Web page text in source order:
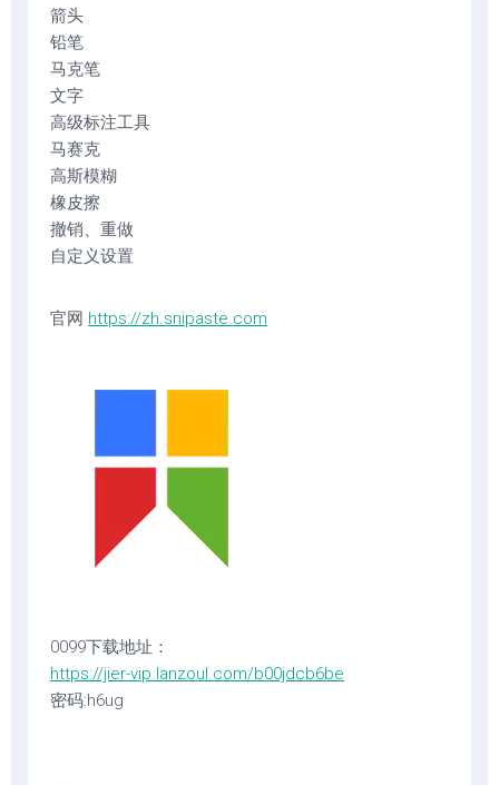
箭头
铅笔
马克笔
文字
高级标注工具
马赛克
高斯模糊
橡皮擦
撤销、重做
自定义设置
官网 https://zh.snipaste.com
0099下载地址：
https://jier-vip.lanzoul.com/b00jdcb6be
密码:h6ug